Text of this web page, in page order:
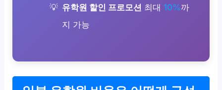
유학원 할인 프로모션 최대 10%까
지 가능